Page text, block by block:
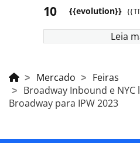
{{evolution}}
Leia
Mercado
Feiras
Broadway Inbound e NYC
Broadway para IPW 2023